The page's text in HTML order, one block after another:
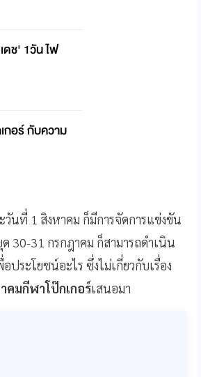
ช' 1วัน ไฟ
กอร์ กับความ
นที่ 1 สิงหาคม ก็มีการจัดการแข่งขัน
30-31 กรกฎาคม ก็สามารถดำเนิน
ระโยชน์อะไร ซึ่งไม่เกี่ยวกับเรื่อง
คมกีฬาโป๊กเกอร์เสนอมา